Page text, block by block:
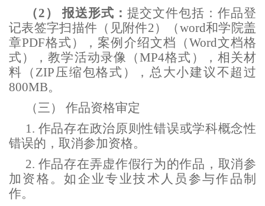
（2） 报送形式： 提交文件包括：作品登
记表签字扫描件（见附件2）（word和学院盖
章PDF格式），案例介绍文档（Word文档格
式），教学活动录像（MP4格式），相关材
料（ZIP压缩包格式），总大小建议不超过
800MB。
（三） 作品资格审定
1. 作品存在政治原则性错误或学科概念性
错误的，取消参加资格。
2. 作品存在弄虚作假行为的作品，取消参
加资格。如企业专业技术人员参与作品制
作。